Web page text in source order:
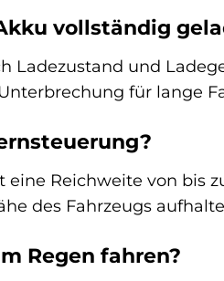
vollständig
Ladezustand und
für lange
Reichweite von bis
des Fahrzeugs
Regen fahren?